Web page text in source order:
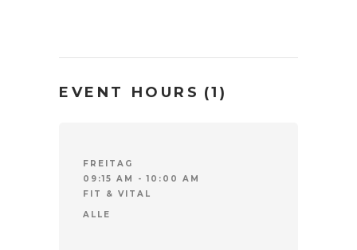
EVENT HOURS (1)
FREITAG
09:15 AM - 10:00 AM
FIT & VITAL
ALLE